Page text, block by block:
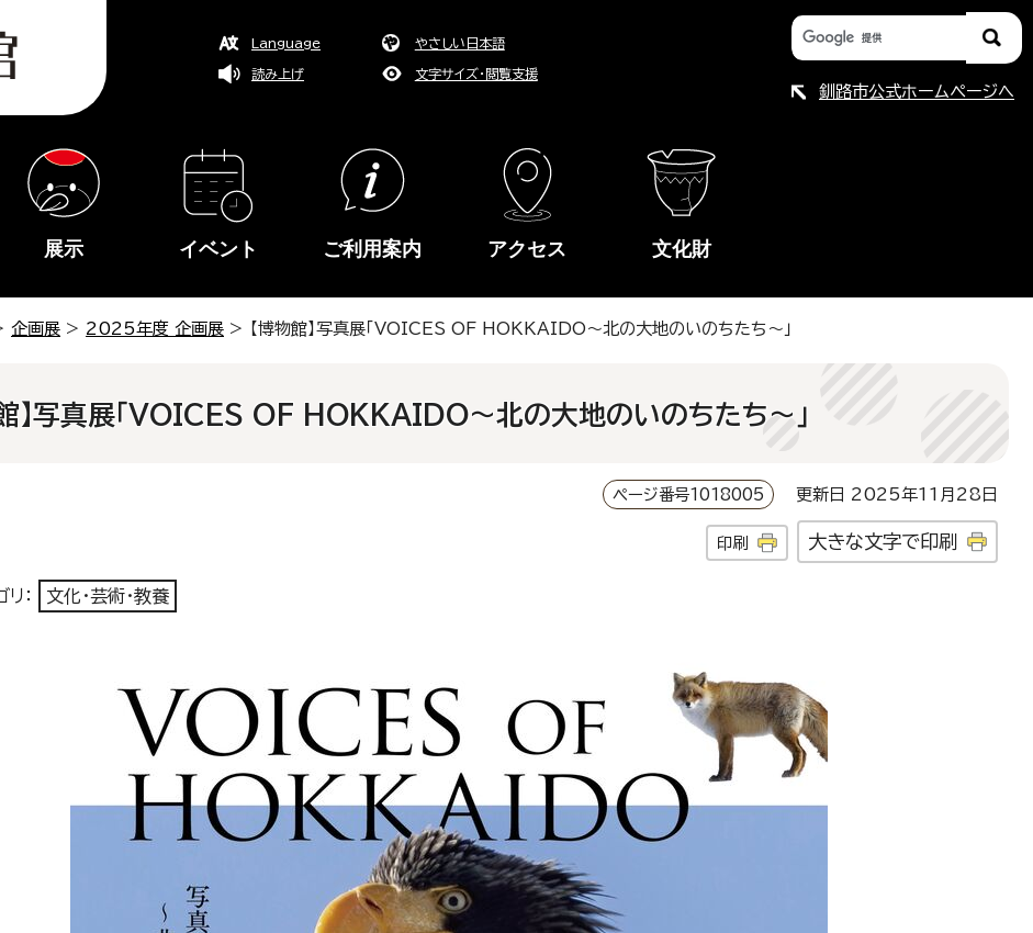
Language やさしい日本語
読み上げ 文字サイズ・閲覧支援
釧路市公式ホームページへ
展示 イベント ご利用案内 アクセス 文化財
企画展 > 2025年度 企画展 > 【博物館】写真展「VOICES OF HOKKAIDO～北の大地のいのちたち～」
館】写真展「VOICES OF HOKKAIDO～北の大地のいのちたち～」
ページ番号1018005 更新日 2025年11月28日
印刷 大きな文字で印刷
： 文化・芸術・教養